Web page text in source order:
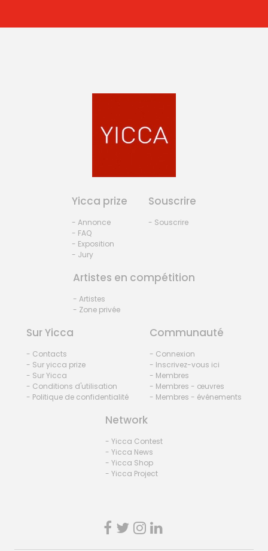
Yicca prize
- Annonce
- FAQ
- Exposition
- Jury
Souscrire
- Souscrire
Artistes en compétition
- Artistes
- Zone privée
Sur Yicca
- Contacts
- Sur yicca prize
- Sur Yicca
- Conditions d'utilisation
- Politique de confidentialité
Communauté
- Connexion
- Inscrivez-vous ici
- Membres
- Membres - œuvres
- Membres - événements
Network
- Yicca Contest
- Yicca News
- Yicca Shop
- Yicca Project